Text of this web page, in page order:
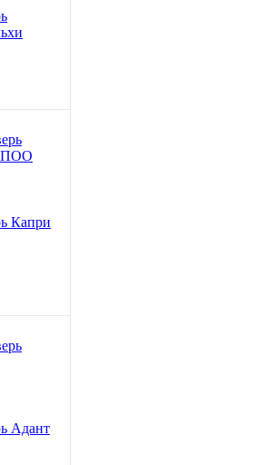
Капри
Адант